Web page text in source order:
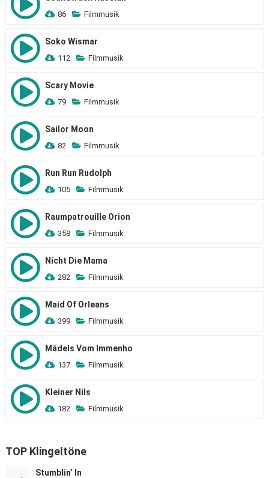
86 Filmmusik
Soko Wismar
112 Filmmusik
Scary Movie
79 Filmmusik
Sailor Moon
82 Filmmusik
Run Run Rudolph
105 Filmmusik
Raumpatrouille Orion
358 Filmmusik
Nicht Die Mama
282 Filmmusik
Maid Of Orleans
399 Filmmusik
Mädels Vom Immenho
137 Filmmusik
Kleiner Nils
182 Filmmusik
TOP Klingeltöne
Stumblin’ In